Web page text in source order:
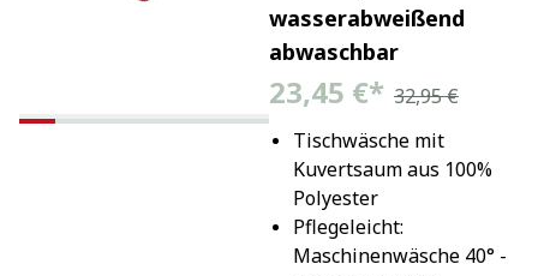
wasserabweißend
abwaschbar
23,45 €* 32,95 €
Tischwäsche mit
Kuvertsaum aus 100%
Polyester
Pflegeleicht:
Maschinenwäsche 40° -